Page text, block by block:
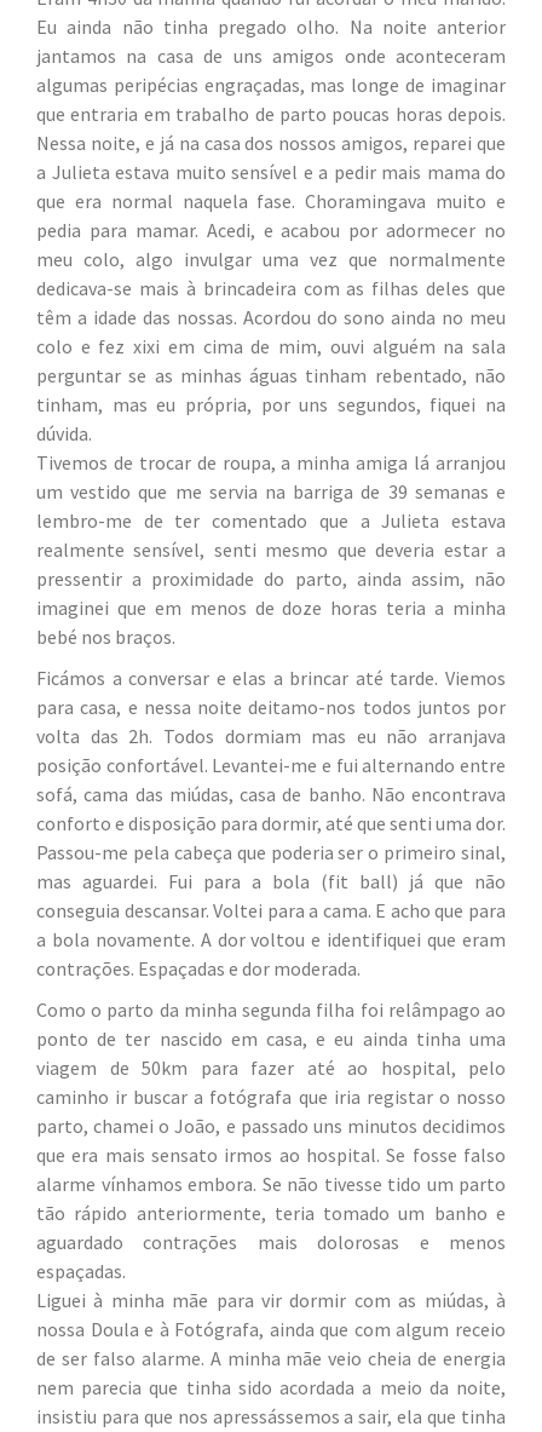
Eu ainda não tinha pregado olho. Na noite anterior
jantamos na casa de uns amigos onde aconteceram
algumas peripécias engraçadas, mas longe de imaginar
que entraria em trabalho de parto poucas horas depois.
Nessa noite, e já na casa dos nossos amigos, reparei que
a Julieta estava muito sensível e a pedir mais mama do
que era normal naquela fase. Choramingava muito e
pedia para mamar. Acedi, e acabou por adormecer no
meu colo, algo invulgar uma vez que normalmente
dedicava-se mais à brincadeira com as filhas deles que
têm a idade das nossas. Acordou do sono ainda no meu
colo e fez xixi em cima de mim, ouvi alguém na sala
perguntar se as minhas águas tinham rebentado, não
tinham, mas eu própria, por uns segundos, fiquei na
dúvida.
Tivemos de trocar de roupa, a minha amiga lá arranjou
um vestido que me servia na barriga de 39 semanas e
lembro-me de ter comentado que a Julieta estava
realmente sensível, senti mesmo que deveria estar a
pressentir a proximidade do parto, ainda assim, não
imaginei que em menos de doze horas teria a minha
bebé nos braços.
Ficámos a conversar e elas a brincar até tarde. Viemos
para casa, e nessa noite deitamo-nos todos juntos por
volta das 2h. Todos dormiam mas eu não arranjava
posição confortável. Levantei-me e fui alternando entre
sofá, cama das miúdas, casa de banho. Não encontrava
conforto e disposição para dormir, até que senti uma dor.
Passou-me pela cabeça que poderia ser o primeiro sinal,
mas aguardei. Fui para a bola (fit ball) já que não
conseguia descansar. Voltei para a cama. E acho que para
a bola novamente. A dor voltou e identifiquei que eram
contrações. Espaçadas e dor moderada.
Como o parto da minha segunda filha foi relâmpago ao
ponto de ter nascido em casa, e eu ainda tinha uma
viagem de 50km para fazer até ao hospital, pelo
caminho ir buscar a fotógrafa que iria registar o nosso
parto, chamei o João, e passado uns minutos decidimos
que era mais sensato irmos ao hospital. Se fosse falso
alarme vínhamos embora. Se não tivesse tido um parto
tão rápido anteriormente, teria tomado um banho e
aguardado contrações mais dolorosas e menos
espaçadas.
Liguei à minha mãe para vir dormir com as miúdas, à
nossa Doula e à Fotógrafa, ainda que com algum receio
de ser falso alarme. A minha mãe veio cheia de energia
nem parecia que tinha sido acordada a meio da noite,
insistiu para que nos apressássemos a sair, ela que tinha